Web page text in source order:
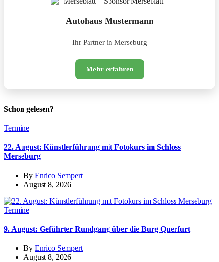
Autohaus Mustermann
Ihr Partner in Merseburg
Mehr erfahren
Schon gelesen?
Termine
22. August: Künstlerführung mit Fotokurs im Schloss
Merseburg
By Enrico Sempert
August 8, 2026
Termine
9. August: Geführter Rundgang über die Burg Querfurt
By Enrico Sempert
August 8, 2026